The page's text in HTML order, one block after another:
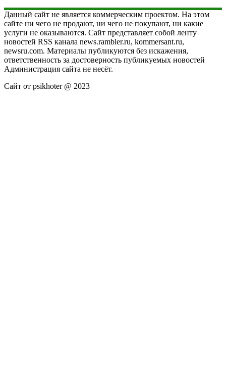
Данный сайт не является коммерческим проектом. На этом
сайте ни чего не продают, ни чего не покупают, ни какие
услуги не оказываются. Сайт представляет собой ленту
новостей RSS канала news.rambler.ru, kommersant.ru,
newsru.com. Материалы публикуются без искажения,
ответственность за достоверность публикуемых новостей
Администрация сайта не несёт.
Сайт от psikhoter @ 2023